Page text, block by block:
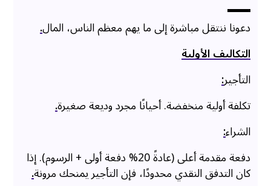
دعونا ننتقل مباشرة إلى ما يهم معظم الناس، المال.
التكاليف الأولية
التأجير:
تكلفة أولية منخفضة. أحيانًا مجرد وديعة صغيرة.
الشراء:
دفعة مقدمة أعلى (عادةً 20% دفعة أولى + الرسوم). إذا
كان التدفق النقدي محدودًا، فإن التأجير يمنحك مرونة.